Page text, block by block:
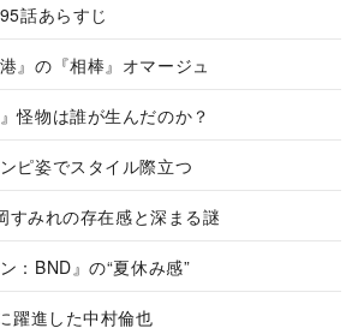
話あらすじ
』の『相棒』オマージュ
』怪物は誰が生んだのか？
ピ姿でスタイル際立つ
すみれの存在感と深まる謎
：BND』の“夏休み感”
躍進した中村倫也